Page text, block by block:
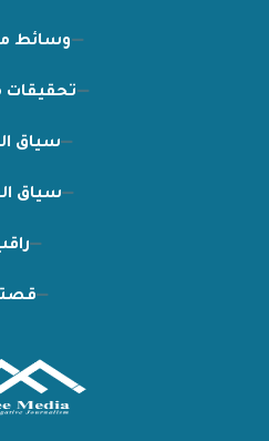
وسائط
سياق
سياق